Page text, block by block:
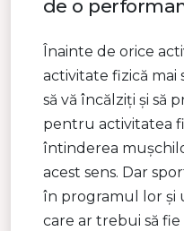
de o
Înainte de orice
activitate fizică mai
să vă încălziți și să
pentru activitatea
întinderea
acest sens. Dar
în programul lor și
care ar trebui să